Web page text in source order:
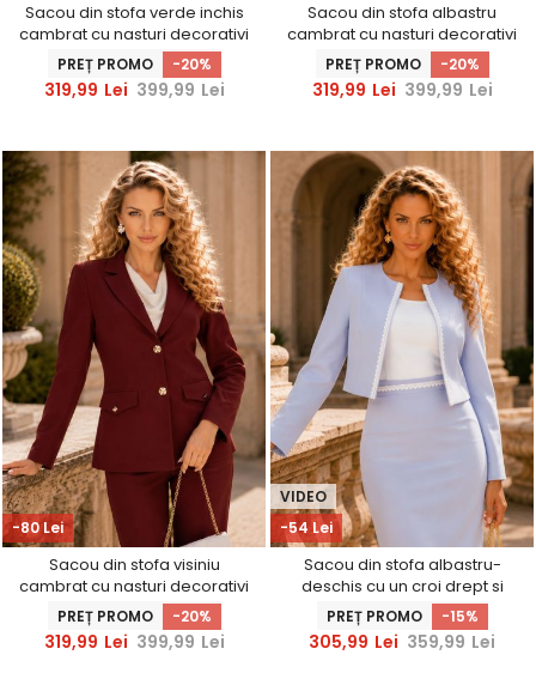
Sacou din stofa verde inchis
cambrat cu nasturi decorativi
aurii - StarShinerS
PREȚ PROMO -20%
319,99 Lei 399,99 Lei
Sacou din stofa albastru
cambrat cu nasturi decorativi
aurii - StarShinerS
PREȚ PROMO -20%
319,99 Lei 399,99 Lei
-80 Lei
Sacou din stofa visiniu
cambrat cu nasturi decorativi
aurii - StarShinerS
PREȚ PROMO -20%
319,99 Lei 399,99 Lei
-54 Lei
VIDEO
Sacou din stofa albastru-
deschis cu un croi drept si
insertii de dantela -
StarShinerS
PREȚ PROMO -15%
305,99 Lei 359,99 Lei